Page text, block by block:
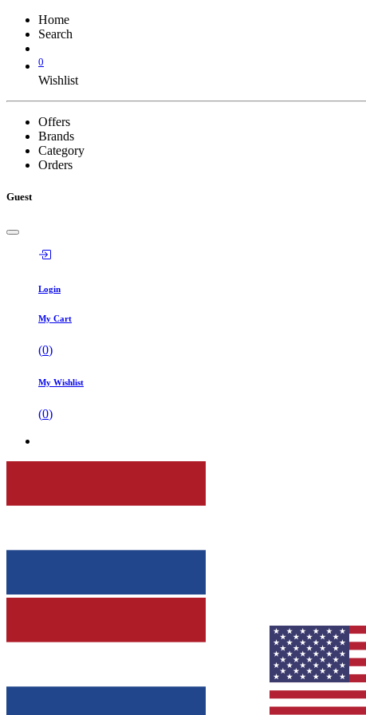
Home
Search
0
Wishlist
Offers
Brands
Category
Orders
Guest
Login
My Cart
(0)
My Wishlist
(0)